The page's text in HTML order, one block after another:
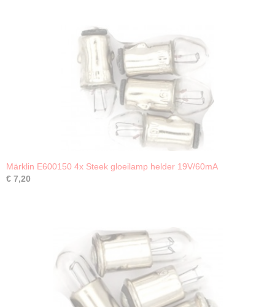
Märklin E600150 4x Steek gloeilamp helder 19V/60mA
€ 7,20